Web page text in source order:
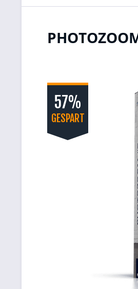
57%
GESPART